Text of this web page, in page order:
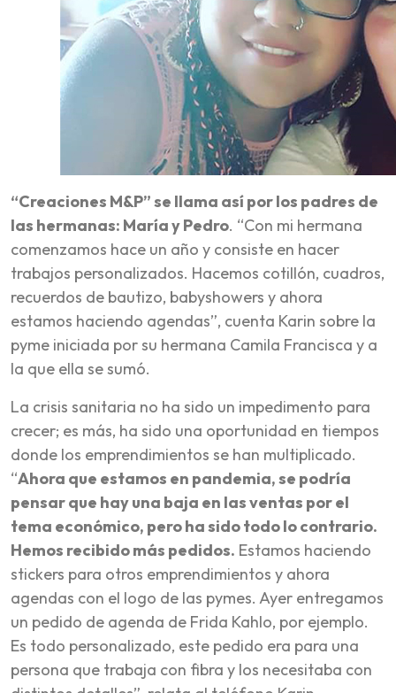
“Creaciones M&P” se llama así por los padres de
las hermanas: María y Pedro. “Con mi hermana
comenzamos hace un año y consiste en hacer
trabajos personalizados. Hacemos cotillón, cuadros,
recuerdos de bautizo, babyshowers y ahora
estamos haciendo agendas”, cuenta Karin sobre la
pyme iniciada por su hermana Camila Francisca y a
la que ella se sumó.
La crisis sanitaria no ha sido un impedimento para
crecer; es más, ha sido una oportunidad en tiempos
donde los emprendimientos se han multiplicado.
“Ahora que estamos en pandemia, se podría
pensar que hay una baja en las ventas por el
tema económico, pero ha sido todo lo contrario.
Hemos recibido más pedidos. Estamos haciendo
stickers para otros emprendimientos y ahora
agendas con el logo de las pymes. Ayer entregamos
un pedido de agenda de Frida Kahlo, por ejemplo.
Es todo personalizado, este pedido era para una
persona que trabaja con fibra y los necesitaba con